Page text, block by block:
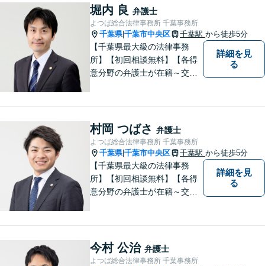
応】ご相談者様の精神的負担
を軽減することも重視してい
る弁護士です。【千葉駅徒歩
７分】
堀内 良 弁護士
よつば総合法律事務所 千葉事務所
千葉県|千葉市中央区 千葉駅 から徒歩5分
【千葉県最大級の法律事務
所】【初回相談無料】【各得
意分野の弁護士が在籍～交通
詳細を見
る
村岡 つばさ 弁護士
よつば総合法律事務所 千葉事務所
千葉県|千葉市中央区 千葉駅 から徒歩5分
【千葉県最大級の法律事務
所】【初回相談無料】【各得
意分野の弁護士が在籍～交通
詳細を見
る
今村 公治 弁護士
よつば総合法律事務所 千葉事務所